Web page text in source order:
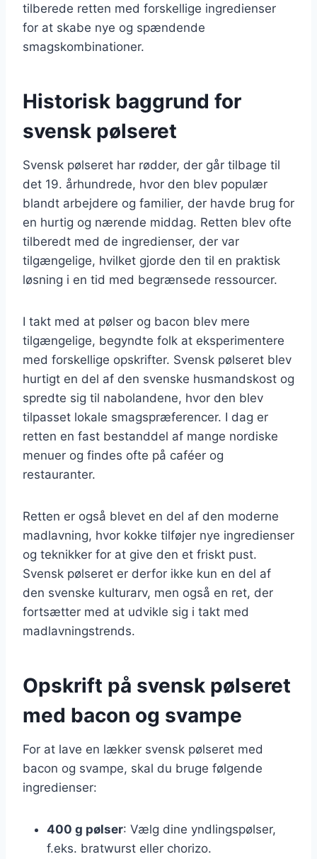
tilberede retten med forskellige ingredienser
for at skabe nye og spændende
smagskombinationer.
Historisk baggrund for
svensk pølseret
Svensk pølseret har rødder, der går tilbage til
det 19. århundrede, hvor den blev populær
blandt arbejdere og familier, der havde brug for
en hurtig og nærende middag. Retten blev ofte
tilberedt med de ingredienser, der var
tilgængelige, hvilket gjorde den til en praktisk
løsning i en tid med begrænsede ressourcer.
I takt med at pølser og bacon blev mere
tilgængelige, begyndte folk at eksperimentere
med forskellige opskrifter. Svensk pølseret blev
hurtigt en del af den svenske husmandskost og
spredte sig til nabolandene, hvor den blev
tilpasset lokale smagspræferencer. I dag er
retten en fast bestanddel af mange nordiske
menuer og findes ofte på caféer og
restauranter.
Retten er også blevet en del af den moderne
madlavning, hvor kokke tilføjer nye ingredienser
og teknikker for at give den et friskt pust.
Svensk pølseret er derfor ikke kun en del af
den svenske kulturarv, men også en ret, der
fortsætter med at udvikle sig i takt med
madlavningstrends.
Opskrift på svensk pølseret
med bacon og svampe
For at lave en lækker svensk pølseret med
bacon og svampe, skal du bruge følgende
ingredienser:
400 g pølser: Vælg dine yndlingspølser,
f.eks. bratwurst eller chorizo.